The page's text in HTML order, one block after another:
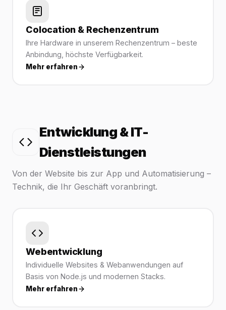
Colocation & Rechenzentrum
Ihre Hardware in unserem Rechenzentrum – beste
Anbindung, höchste Verfügbarkeit.
Mehr erfahren
Entwicklung & IT-
Dienstleistungen
Von der Website bis zur App und Automatisierung –
Technik, die Ihr Geschäft voranbringt.
Webentwicklung
Individuelle Websites & Webanwendungen auf
Basis von Node.js und modernen Stacks.
Mehr erfahren